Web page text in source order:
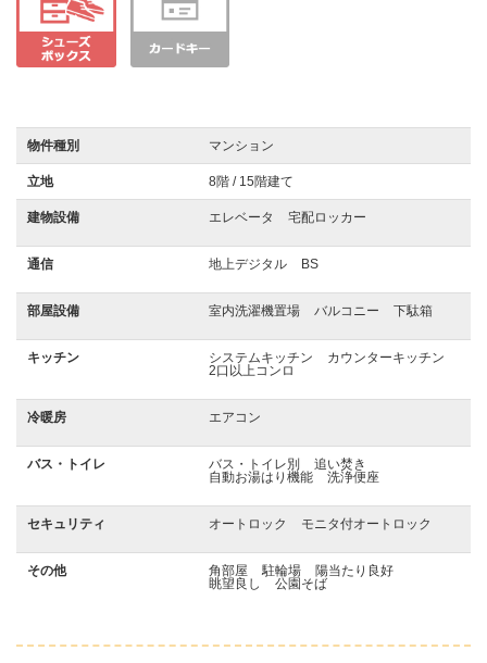
物件種別 マンション
立地 8階 / 15階建て
建物設備 エレベータ 宅配ロッカー
通信 地上デジタル BS
部屋設備 室内洗濯機置場 バルコニー 下駄箱
キッチン システムキッチン
カウンターキッチン
2口以上コンロ
冷暖房 エアコン
バス・トイレ バス・トイレ別
追い焚き
自動お湯はり機能
洗浄便座
セキュリティ オートロック モニタ付オートロック
その他 角部屋 駐輪場
陽当たり良好
眺望良し
公園そば